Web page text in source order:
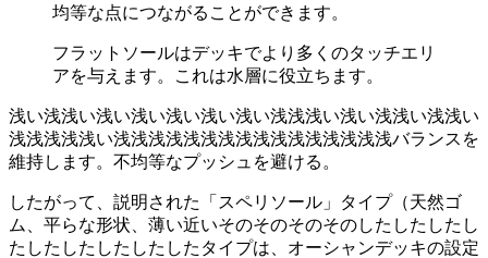
均等な点につながることができます。
フラットソールはデッキでより多くのタッチエリ
アを与えます。これは水層に役立ちます。
浅い浅浅い浅い浅い浅い浅い浅い浅浅浅い浅い浅浅い浅浅い
浅浅浅浅浅い浅浅浅浅浅浅浅浅浅浅浅浅浅浅浅浅バランスを
維持します。不均等なプッシュを避ける。
したがって、説明された「スペリソール」タイプ（天然ゴ
ム、平らな形状、薄い近いそのそのそのそのしたしたしたし
たしたしたしたしたしたタイプは、オーシャンデッキの設定